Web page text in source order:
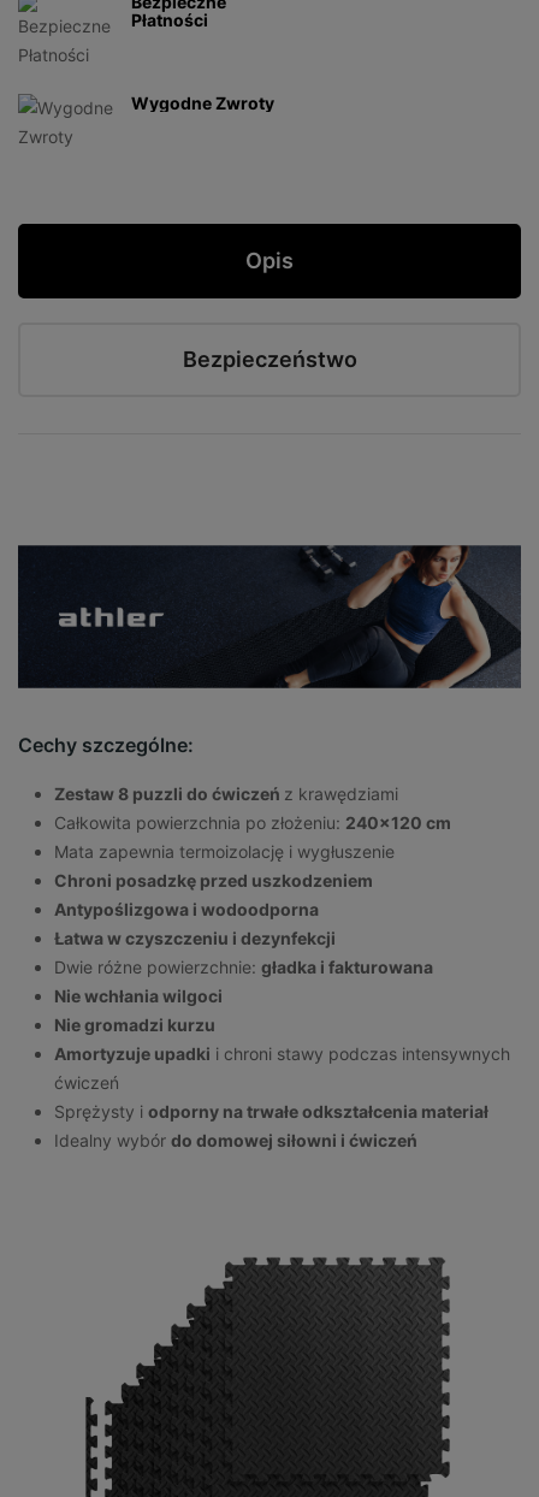
Płatności
Wygodne Zwroty
Opis
Bezpieczeństwo
Cechy szczególne:
Zestaw 8 puzzli do ćwiczeń z krawędziami
Całkowita powierzchnia po złożeniu: 240x120 cm
Mata zapewnia termoizolację i wygłuszenie
Chroni posadzkę przed uszkodzeniem
Antypoślizgowa i wodoodporna
Łatwa w czyszczeniu i dezynfekcji
Dwie różne powierzchnie: gładka i fakturowana
Nie wchłania wilgoci
Nie gromadzi kurzu
Amortyzuje upadki i chroni stawy podczas intensywnych
ćwiczeń
Sprężysty i odporny na trwałe odkształcenia materiał
Idealny wybór do domowej siłowni i ćwiczeń